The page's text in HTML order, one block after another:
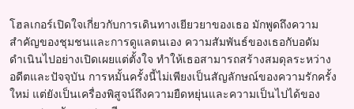
โฮลเกอร์เปิดใจเกี่ยวกับการเดินทางเยียวยาของเธอ มักพูดถึงความ
สำคัญของชุมชนและการดูแลตนเอง ความสัมพันธ์ของเธอกับอดัม
ดำเนินไปอย่างเปิดเผยแต่ตั้งใจ ทำให้เธอสามารถสร้างสมดุลระหว่าง
อดีตและปัจจุบัน การหมั้นครั้งนี้ไม่เพียงเป็นสัญลักษณ์ของความรักครั้ง
ใหม่ แต่ยังเป็นเครื่องพิสูจน์ถึงความยืดหยุ่นและความเป็นไปได้ของ